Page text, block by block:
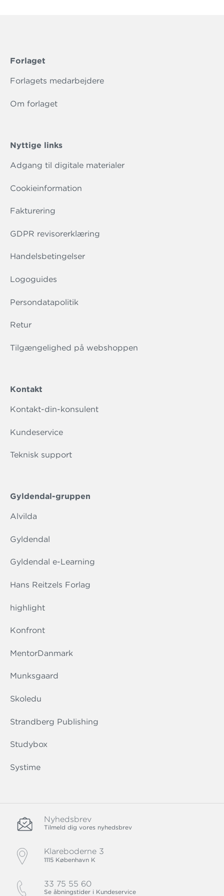
Forlaget
Forlagets medarbejdere
Om forlaget
Nyttige links
Adgang til digitale materialer
Cookieinformation
Fakturering
GDPR revisorerklæring
Handelsbetingelser
Logoguides
Persondatapolitik
Retur
Tilgængelighed på webshoppen
Kontakt
Kontakt-din-konsulent
Kundeservice
Teknisk support
Gyldendal-gruppen
Alvilda
Gyldendal
Gyldendal e-Learning
Hans Reitzels Forlag
highlight
Konfront
MentorDanmark
Munksgaard
Skoledu
Strandberg Publishing
Studybox
Systime
Nyhedsbrev
Tilmeld dig vores nyhedsbrev
Klareboderne 3
1115 København K
33 75 55 60
Se åbningstider i Kundeservice